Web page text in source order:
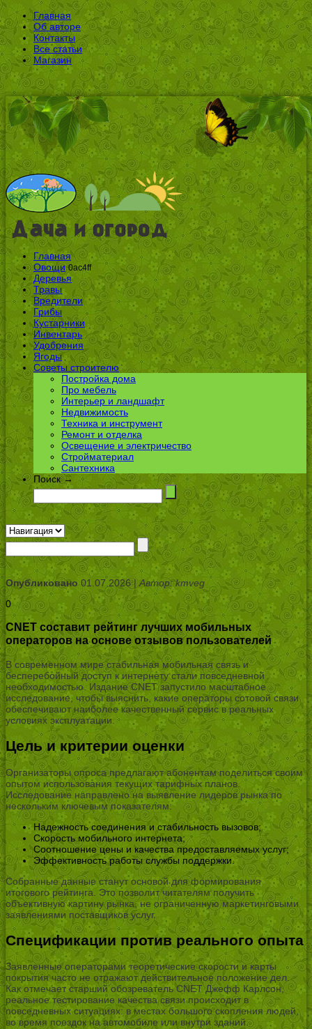
Главная
Об авторе
Контакты
Все статьи
Магазин
Главная
Овощи 0ac4ff
Деревья
Травы
Вредители
Грибы
Кустарники
Инвентарь
Удобрения
Ягоды
Советы строителю
Постройка дома
Про мебель
Интерьер и ландшафт
Недвижимость
Техника и инструмент
Ремонт и отделка
Освещение и электричество
Стройматериал
Сантехника
Поиск →
Опубликовано01.07.2026 |Автор: kmveg
0
CNET составит рейтинг лучших мобильных
операторов на основе отзывов пользователей
В современном мире стабильная мобильная связь и
бесперебойный доступ к интернету стали повседневной
необходимостью. Издание CNET запустило масштабное
исследование, чтобы выяснить, какие операторы сотовой связи
обеспечивают наиболее качественный сервис в реальных
условиях эксплуатации.
Цель и критерии оценки
Организаторы опроса предлагают абонентам поделиться своим
опытом использования текущих тарифных планов.
Исследование направлено на выявление лидеров рынка по
нескольким ключевым показателям:
Надежность соединения и стабильность вызовов;
Скорость мобильного интернета;
Соотношение цены и качества предоставляемых услуг;
Эффективность работы службы поддержки.
Собранные данные станут основой для формирования
итогового рейтинга. Это позволит читателям получить
объективную картину рынка, не ограниченную маркетинговыми
заявлениями поставщиков услуг.
Спецификации против реального опыта
Заявленные операторами теоретические скорости и карты
покрытия часто не отражают действительное положение дел.
Как отмечает старший обозреватель CNET Джефф Карлсон,
реальное тестирование качества связи происходит в
повседневных ситуациях: в местах большого скопления людей,
во время поездок на автомобиле или внутри зданий.